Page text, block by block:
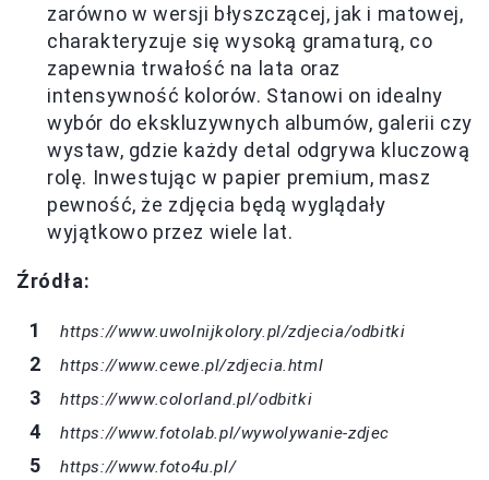
zarówno w wersji błyszczącej, jak i matowej,
charakteryzuje się wysoką gramaturą, co
zapewnia trwałość na lata oraz
intensywność kolorów. Stanowi on idealny
wybór do ekskluzywnych albumów, galerii czy
wystaw, gdzie każdy detal odgrywa kluczową
rolę. Inwestując w papier premium, masz
pewność, że zdjęcia będą wyglądały
wyjątkowo przez wiele lat.
Źródła:
https://www.uwolnijkolory.pl/zdjecia/odbitki
https://www.cewe.pl/zdjecia.html
https://www.colorland.pl/odbitki
https://www.fotolab.pl/wywolywanie-zdjec
https://www.foto4u.pl/